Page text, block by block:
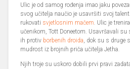
Ulic je od samog rođenja imao jaku
svog učitelja naučio je usavršiti svoj
rukovati svjetlosnim mačem. Ulic je
učenikom, Tott Doneetom. Usavršavali
ih protiv borbenih droida, dok su s druge
mudrost iz brojnih priča učitelja Jetha.
Njih troje su uskoro dobili prvi pravi